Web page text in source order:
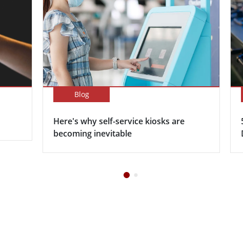
Blog
Here's why self-service kiosks are
becoming inevitable